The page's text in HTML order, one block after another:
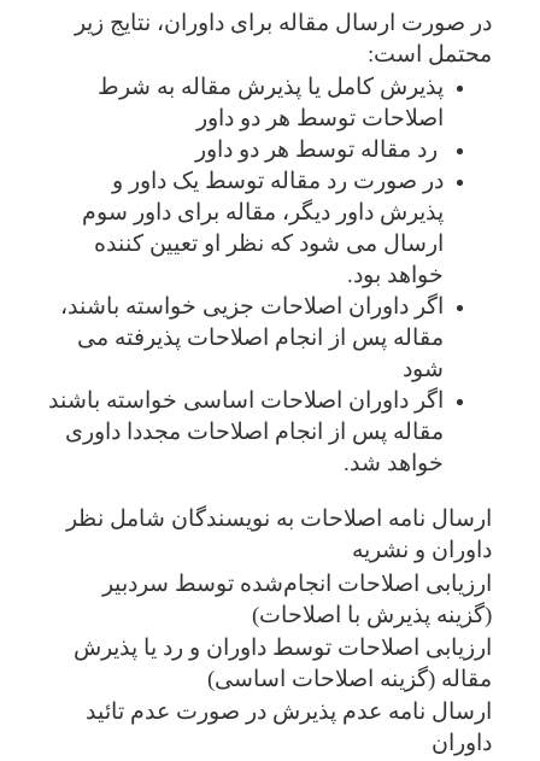
در صورت ارسال مقاله برای داوران، نتایج زیر
محتمل است:
پذیرش کامل یا پذیرش مقاله به شرط
اصلاحات توسط هر دو داور
رد مقاله توسط هر دو داور
در صورت رد مقاله توسط یک داور و
پذیرش داور دیگر، مقاله برای داور سوم
ارسال می شود که نظر او تعیین کننده
خواهد بود.
اگر داوران اصلاحات جزیی خواسته باشند،
مقاله پس از انجام اصلاحات پذیرفته می
شود
اگر داوران اصلاحات اساسی خواسته باشند
مقاله پس از انجام اصلاحات مجددا داوری
خواهد شد.
ارسال نامه اصلاحات به نویسندگان شامل نظر
داوران و نشریه
ارزیابی اصلاحات انجام‌شده توسط سردبیر
(گزینه پذیرش با اصلاحات)
ارزیابی اصلاحات توسط داوران و رد یا پذیرش
مقاله (گزینه اصلاحات اساسی)
ارسال نامه عدم پذیرش در صورت عدم تائید
داوران